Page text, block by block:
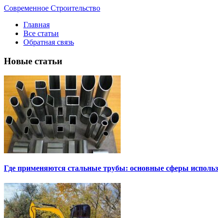
Современное Строительство
Главная
Все статьи
Обратная связь
Новые статьи
Где применяются стальные трубы: основные сферы